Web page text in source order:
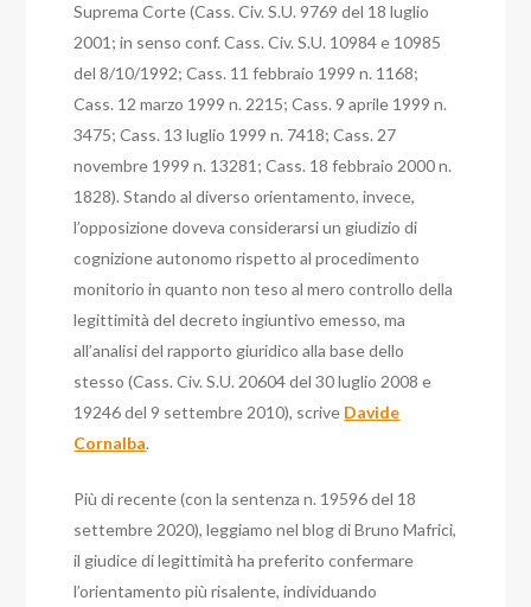
Suprema Corte (Cass. Civ. S.U. 9769 del 18 luglio
2001; in senso conf. Cass. Civ. S.U. 10984 e 10985
del 8/10/1992; Cass. 11 febbraio 1999 n. 1168;
Cass. 12 marzo 1999 n. 2215; Cass. 9 aprile 1999 n.
3475; Cass. 13 luglio 1999 n. 7418; Cass. 27
novembre 1999 n. 13281; Cass. 18 febbraio 2000 n.
1828).Stando al diverso orientamento, invece,
l’opposizione doveva considerarsi un giudizio di
cognizione autonomo rispetto al procedimento
monitorio in quanto non teso al mero controllo della
legittimità del decreto ingiuntivo emesso, ma
all’analisi del rapporto giuridico alla base dello
stesso (Cass. Civ. S.U. 20604 del 30 luglio 2008 e
19246 del 9 settembre 2010), scrive Davide
Cornalba.
Più di recente (con la sentenza n. 19596 del 18
settembre 2020), leggiamo nel blog di Bruno Mafrici,
il giudice di legittimità ha preferito confermare
l’orientamento più risalente, individuando